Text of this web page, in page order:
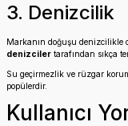
3. Denizcilik
Markanın doğuşu denizcilikle
denizciler tarafından sıkça
Su geçirmezlik ve rüzgar
popülerdir.
Kullanıcı